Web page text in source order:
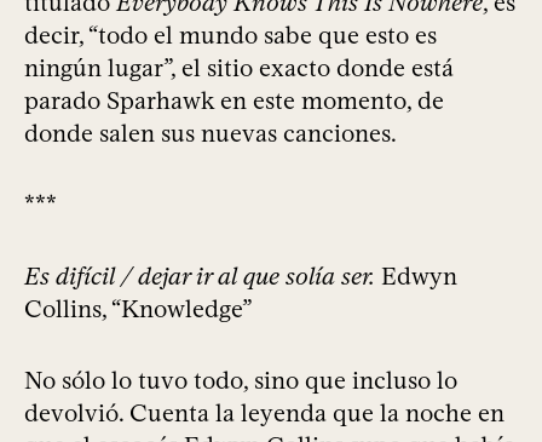
decir, “todo el mundo sabe que esto es
ningún lugar”, el sitio exacto donde está
parado Sparhawk en este momento, de
donde salen sus nuevas canciones.
***
Es difícil / dejar ir al que solía ser. Edwyn
Collins, “Knowledge”
No sólo lo tuvo todo, sino que incluso lo
devolvió. Cuenta la leyenda que la noche en